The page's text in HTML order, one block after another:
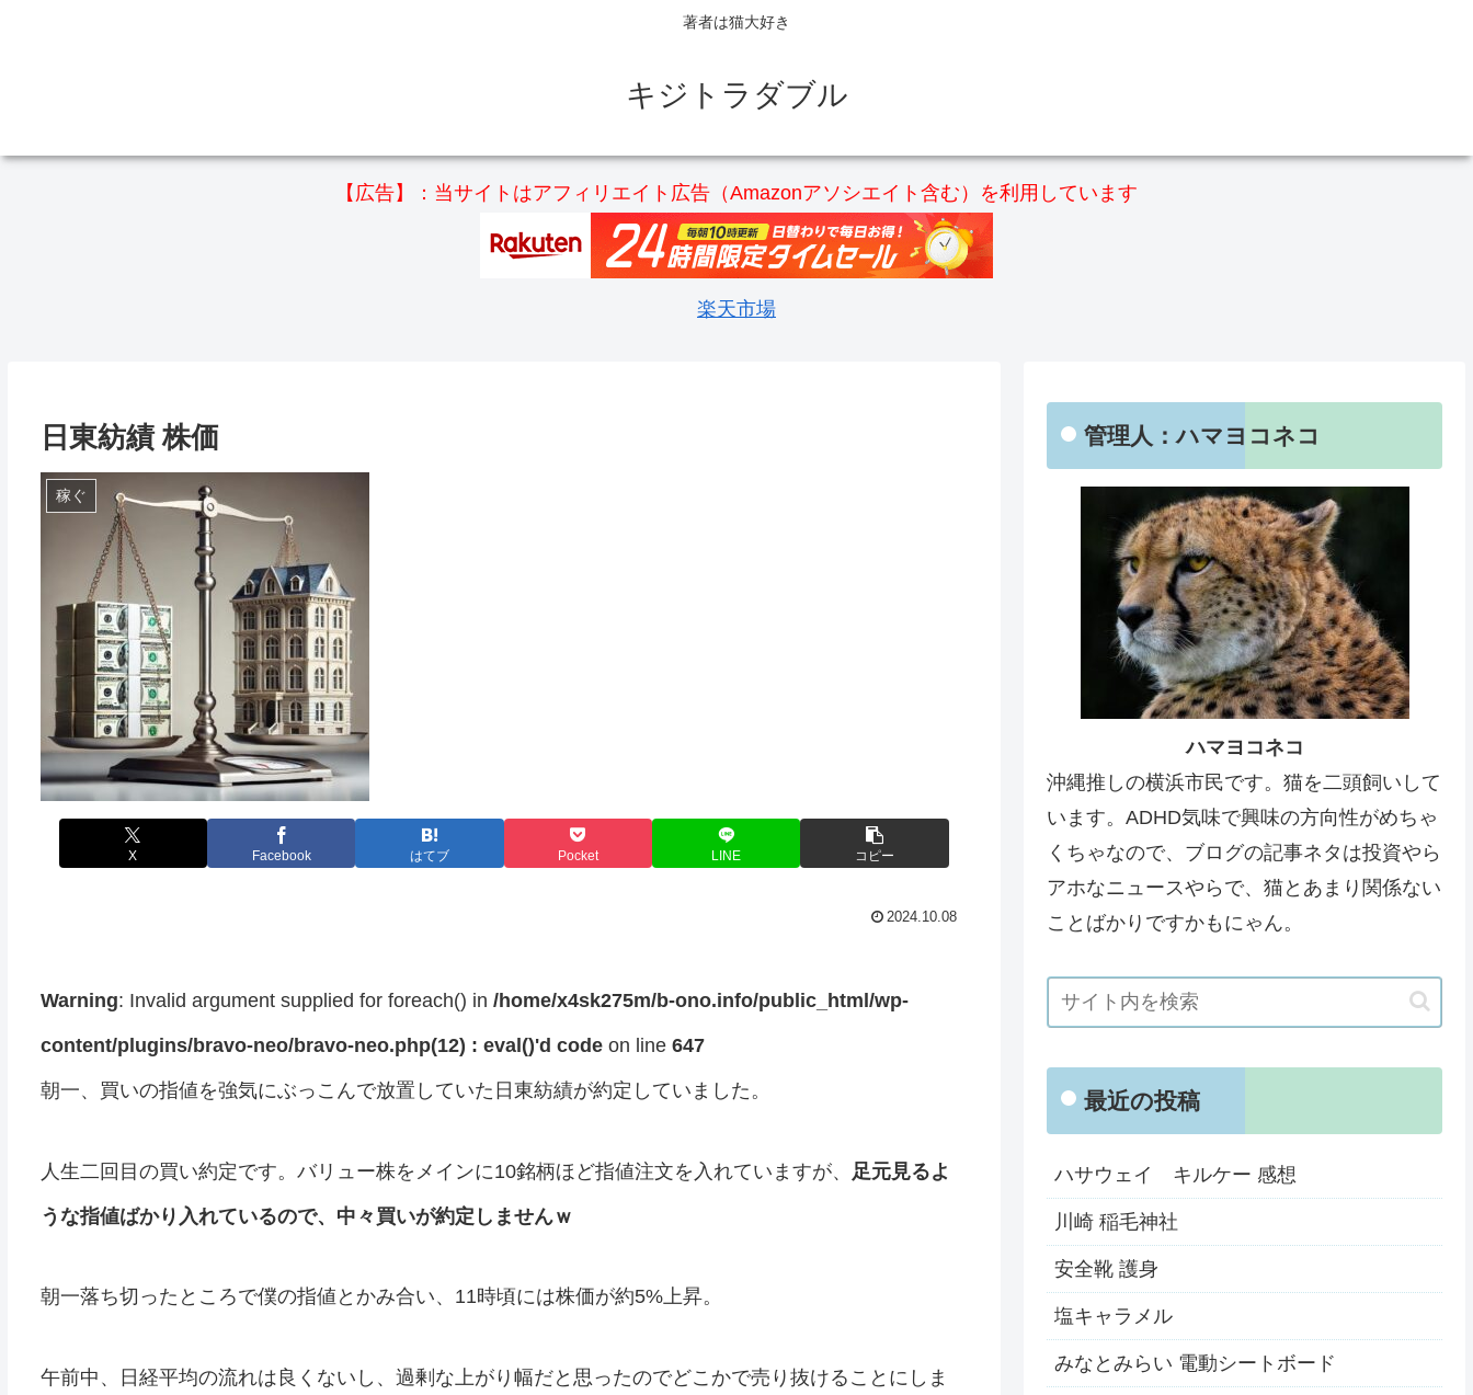
著者は猫大好き
キジトラダブル
【広告】：当サイトはアフィリエイト広告（Amazonアソシエイト含む）を利用しています
楽天市場
日東紡績 株価
稼ぐ
X Facebook はてブ Pocket LINE コピー
2024.10.08
Warning: Invalid argument supplied for foreach() in /home/x4sk275m/b-ono.info/public_html/wp-
content/plugins/bravo-neo/bravo-neo.php(12) : eval()'d codeon line 647
朝一、買いの指値を強気にぶっこんで放置していた日東紡績が約定していました。
人生二回目の買い約定です。バリュー株をメインに10銘柄ほど指値注文を入れていますが、 足元見るよ
うな指値ばかり入れているので、中々買いが約定しませんｗ
朝一落ち切ったところで僕の指値とかみ合い、11時頃には株価が約5%上昇。
午前中、日経平均の流れは良くないし、過剰な上がり幅だと思ったのでどこかで売り抜けることにしま
管理人：ハマヨコネコ
ハマヨコネコ
沖縄推しの横浜市民です。猫を二頭飼いして
います。ADHD気味で興味の方向性がめちゃ
くちゃなので、ブログの記事ネタは投資やら
アホなニュースやらで、猫とあまり関係ない
ことばかりですかもにゃん。
最近の投稿
ハサウェイ キルケー 感想
川崎 稲毛神社
安全靴 護身
塩キャラメル
みなとみらい 電動シートボード